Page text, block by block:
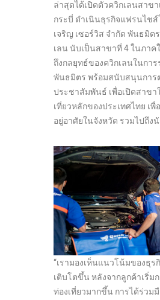
ล่าสุดได้เปิดตัวควิกเลนสาข
กระบี่ ดำเนินธุรกิจแฟรนไชส์
เจริญ เซอร์วิส จำกัด พันธมิต
เลน นับเป็นสาขาที่ 4 ในภาค
ถึงกลยุทธ์ของควิกเลนในการ
พันธมิตร พร้อมสนับสนุนการ
ประชาสัมพันธ์ เพื่อเปิดสาขา
เที่ยวหลักของประเทศไทย เ
อยู่อาศัยในจังหวัด รวมไปถึงนั
“เรามองเห็นแนวโน้มของธุ
เติบโตขึ้น หลังจากลูกค้าเริ่ม
ท่องเที่ยวมากขึ้น การได้ร่วม